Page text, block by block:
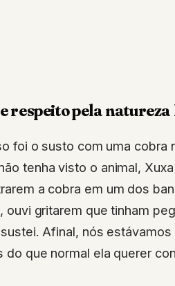
respeito pela
foi o susto com uma cobra
tenha visto o animal,
a cobra em um dos
ouvi gritarem que tinham
Afinal, nós
do que normal ela querer